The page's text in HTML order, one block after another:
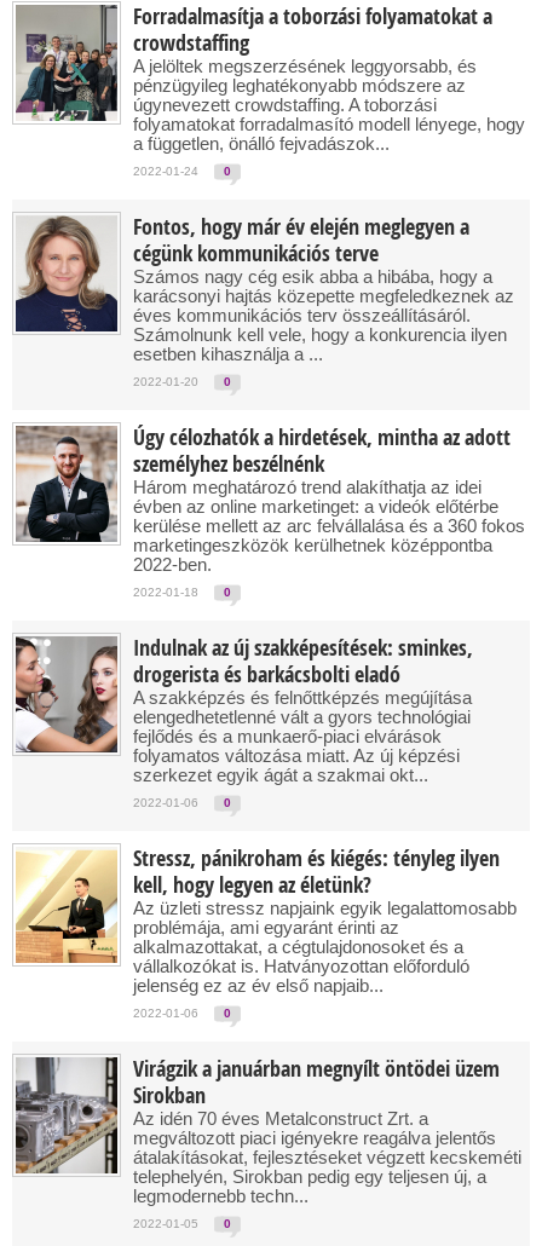
Forradalmasítja a toborzási folyamatokat a
crowdstaffing
A jelöltek megszerzésének leggyorsabb, és
pénzügyileg leghatékonyabb módszere az
úgynevezett crowdstaffing. A toborzási
folyamatokat forradalmasító modell lényege, hogy
a független, önálló fejvadászok...
2022-01-24 0
Fontos, hogy már év elején meglegyen a
cégünk kommunikációs terve
Számos nagy cég esik abba a hibába, hogy a
karácsonyi hajtás közepette megfeledkeznek az
éves kommunikációs terv összeállításáról.
Számolnunk kell vele, hogy a konkurencia ilyen
esetben kihasználja a ...
2022-01-20 0
Úgy célozhatók a hirdetések, mintha az adott
személyhez beszélnénk
Három meghatározó trend alakíthatja az idei
évben az online marketinget: a videók előtérbe
kerülése mellett az arc felvállalása és a 360 fokos
marketingeszközök kerülhetnek középpontba
2022-ben.
2022-01-18 0
Indulnak az új szakképesítések: sminkes,
drogerista és barkácsbolti eladó
A szakképzés és felnőttképzés megújítása
elengedhetetlenné vált a gyors technológiai
fejlődés és a munkaerő-piaci elvárások
folyamatos változása miatt. Az új képzési
szerkezet egyik ágát a szakmai okt...
2022-01-06 0
Stressz, pánikroham és kiégés: tényleg ilyen
kell, hogy legyen az életünk?
Az üzleti stressz napjaink egyik legalattomosabb
problémája, ami egyaránt érinti az
alkalmazottakat, a cégtulajdonosoket és a
vállalkozókat is. Hatványozottan előforduló
jelenség ez az év első napjaib...
2022-01-06 0
Virágzik a januárban megnyílt öntödei üzem
Sirokban
Az idén 70 éves Metalconstruct Zrt. a
megváltozott piaci igényekre reagálva jelentős
átalakításokat, fejlesztéseket végzett kecskeméti
telephelyén, Sirokban pedig egy teljesen új, a
legmodernebb techn...
2022-01-05 0